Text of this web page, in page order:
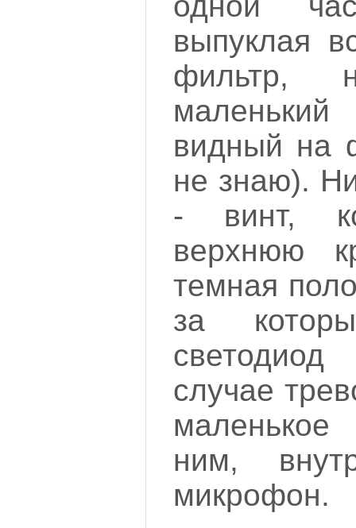
выпуклая
фильтр,
видный на
не знаю).
- винт,
верхнюю
темная
за
случае
ним,
микрофон.